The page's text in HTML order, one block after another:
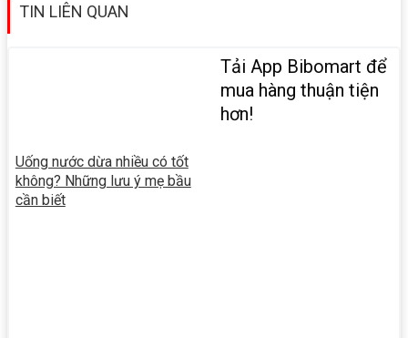
TIN LIÊN QUAN
Uống nước dừa nhiều có tốt
không? Những lưu ý mẹ bầu
cần biết
Tải App Bibomart để
mua hàng thuận tiện
hơn!